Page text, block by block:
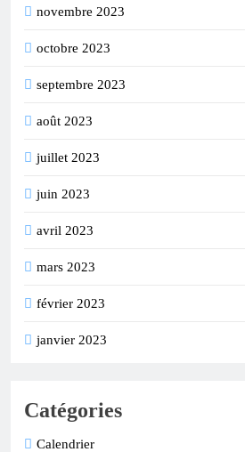
novembre 2023
octobre 2023
septembre 2023
août 2023
juillet 2023
juin 2023
avril 2023
mars 2023
février 2023
janvier 2023
Catégories
Calendrier